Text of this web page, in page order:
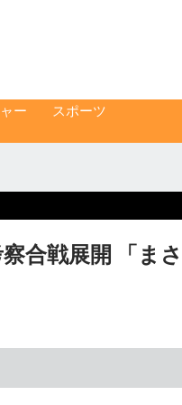
ー
スポーツ
合戦展開 「まさ